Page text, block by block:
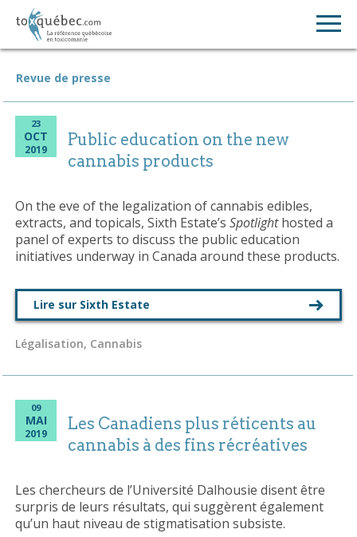
Revue de presse
23
OCT
2019
Public education on the new
cannabis products
On the eve of the legalization of cannabis edibles,
extracts, and topicals, Sixth Estate’s Spotlighthosted a
panel of experts to discuss the public education
initiatives underway in Canada around these products.
Lire sur Sixth Estate
Légalisation, Cannabis
09
MAI
2019
Les Canadiens plus réticents au
cannabis à des fins récréatives
Les chercheurs de l’Université Dalhousie disent être
surpris de leurs résultats, qui suggèrent également
qu’un haut niveau de stigmatisation subsiste.